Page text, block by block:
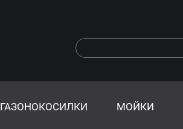
ГАЗОНОКОСИЛКИ МОЙКИ